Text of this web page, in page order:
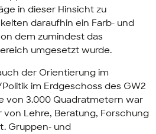
in dieser Hinsicht zu
daraufhin ein Farb- und
dem zumindest das
umgesetzt wurde.
der Orientierung im
im Erdgeschoss des GW2
von 3.000 Quadratmetern war
Lehre, Beratung, Forschung
Gruppen- und